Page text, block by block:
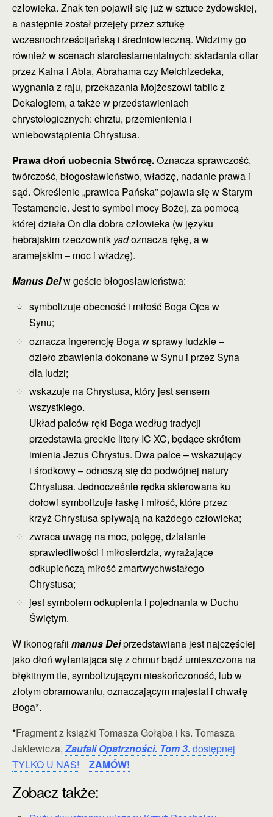
człowieka. Znak ten pojawił się już w sztuce żydowskiej,
a następnie został przejęty przez sztukę
wczesnochrześcijańską i średniowieczną. Widzimy go
również w scenach starotestamentalnych: składania ofiar
przez Kaina i Abla, Abrahama czy Melchizedeka,
wygnania z raju, przekazania Mojżeszowi tablic z
Dekalogiem, a także w przedstawieniach
chrystologicznych: chrztu, przemienienia i
wniebowstąpienia Chrystusa.
Prawa dłoń uobecnia Stwórcę.Oznacza sprawczość,
twórczość, błogosławieństwo, władzę, nadanie prawa i
sąd. Określenie „prawica Pańska” pojawia się w Starym
Testamencie. Jest to symbol mocy Bożej, za pomocą
której działa On dla dobra człowieka (w języku
hebrajskim rzeczownik yadoznacza rękę, a w
aramejskim – moc i władzę).
Manus Deiw geście błogosławieństwa:
symbolizuje obecność i miłość Boga Ojca w
Synu;
oznacza ingerencję Boga w sprawy ludzkie –
dzieło zbawienia dokonane w Synu i przez Syna
dla ludzi;
wskazuje na Chrystusa, który jest sensem
wszystkiego.
Układ palców ręki Boga według tradycji
przedstawia greckie litery IC XC, będące skrótem
imienia Jezus Chrystus. Dwa palce – wskazujący
i środkowy – odnoszą się do podwójnej natury
Chrystusa. Jednocześnie rędka skierowana ku
dołowi symbolizuje łaskę i miłość, które przez
krzyż Chrystusa spływają na każdego człowieka;
zwraca uwagę na moc, potęgę, działanie
sprawiedliwości i miłosierdzia, wyrażające
odkupieńczą miłość zmartwychwstałego
Chrystusa;
jest symbolem odkupienia i pojednania w Duchu
Świętym.
W ikonografii manus Deiprzedstawiana jest najczęściej
jako dłoń wyłaniająca się z chmur bądź umieszczona na
błękitnym tle, symbolizującym nieskończoność, lub w
złotym obramowaniu, oznaczającym majestat i chwałę
Boga*.
*Fragment z książki Tomasza Gołąba i ks. Tomasza
Jaklewicza, Zaufali Opatrzności. Tom 3. dostępnej
TYLKO U NAS!
ZAMÓW!
Zobacz także: